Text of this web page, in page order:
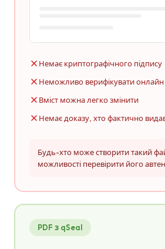
Немає криптографічного підпису
Неможливо верифікувати онлайн
Вміст можна легко змінити
Немає доказу, хто фактично
Будь-хто може створити такий
можливості перевірити його
PDF з qSeal